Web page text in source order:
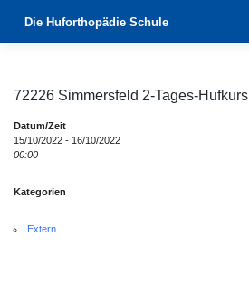
Die Huforthopädie Schule
72226 Simmersfeld 2-Tages-Hufkurs
Datum/Zeit
15/10/2022 - 16/10/2022
00:00
Kategorien
Extern